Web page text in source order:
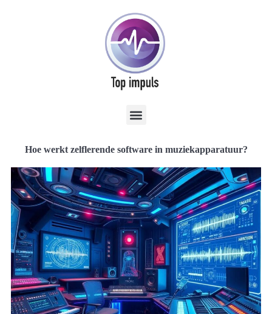
Hoe werkt zelflerende software in muziekapparatuur?